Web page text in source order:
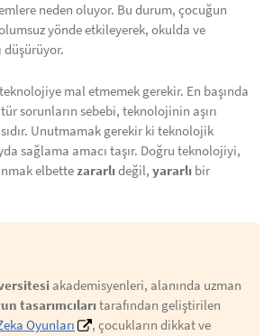
neden oluyor. Bu durum, çocuğun
yönde etkileyerek, okulda ve
düşürüyor.
mal etmemek gerekir. En başında
sorunların sebebi, teknolojinin aşırı
Unutmamak gerekir ki teknolojik
sağlama amacı taşır. Doğru teknolojiyi,
elbettezararlıdeğil, yararlı bir
akademisyenleri, alanında uzman
tasarımcılarıtarafından geliştirilen
Oyunları
, çocukların dikkat ve